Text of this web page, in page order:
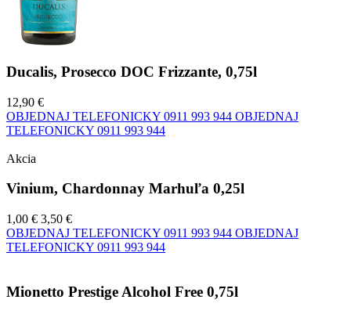
Ducalis, Prosecco DOC Frizzante, 0,75l
12,90 €
OBJEDNAJ TELEFONICKY 0911 993 944 OBJEDNAJ
TELEFONICKY 0911 993 944
Akcia
Vinium, Chardonnay Marhuľa 0,25l
1,00 € 3,50 €
OBJEDNAJ TELEFONICKY 0911 993 944 OBJEDNAJ
TELEFONICKY 0911 993 944
Mionetto Prestige Alcohol Free 0,75l